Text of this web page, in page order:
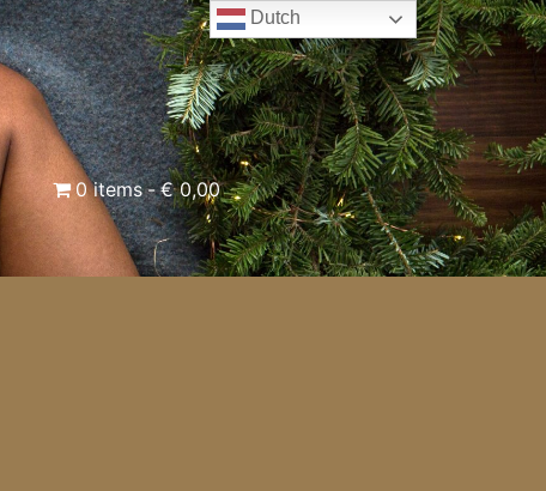
0 items € 0,00
Dutch